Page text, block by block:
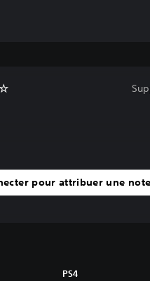
pour attribuer une note
PS4